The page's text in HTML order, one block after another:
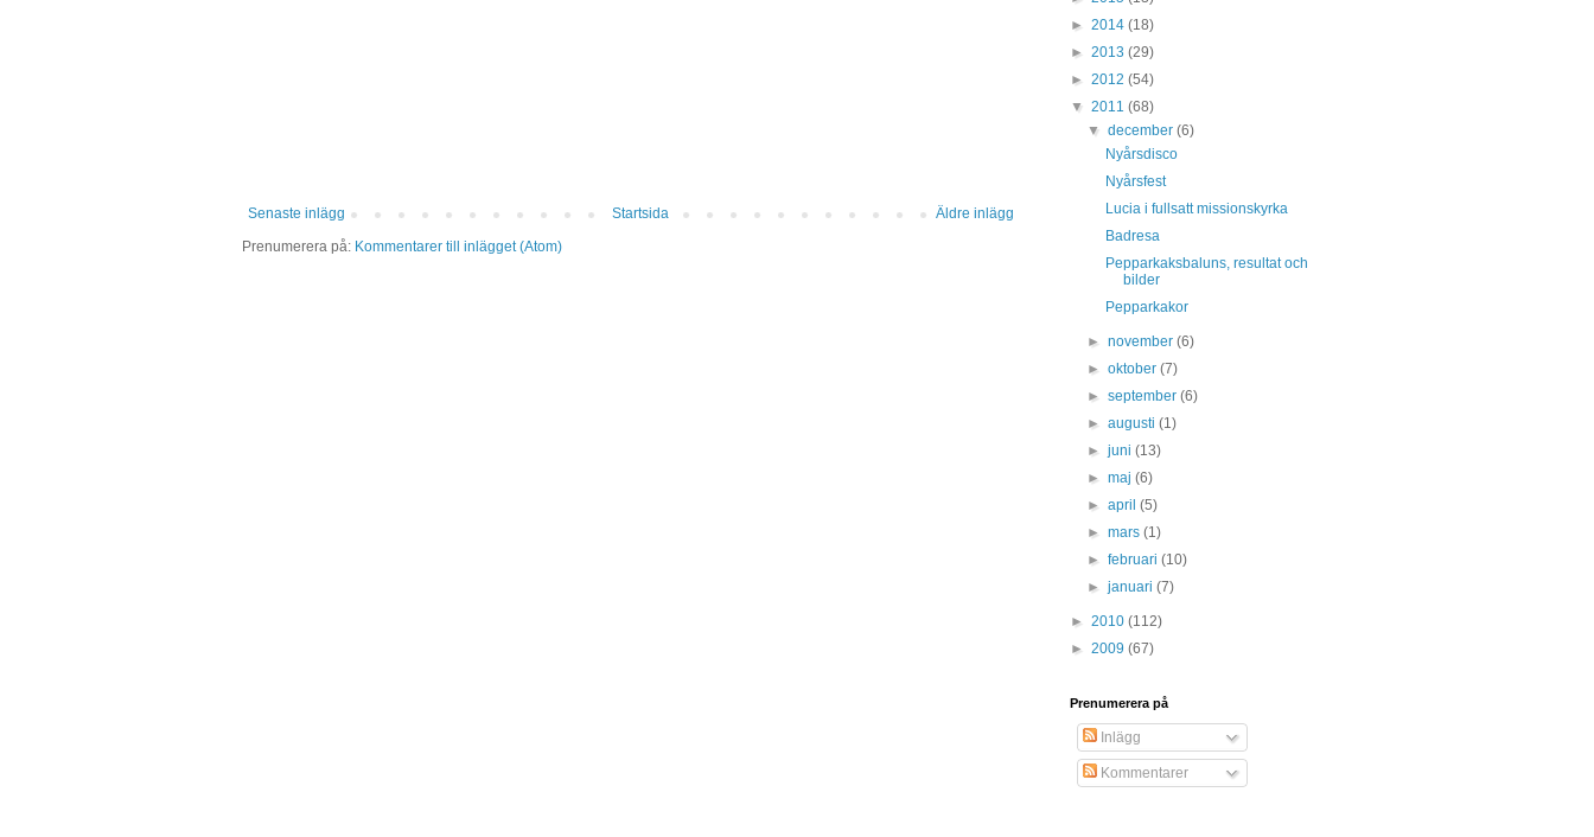
Senaste inlägg Äldre inlägg
Startsida
Prenumerera på: Kommentarer till inlägget (Atom)
► 2014 (18)
► 2013 (29)
► 2012 (54)
▼ 2011 (68)
▼december(6)
Nyårsdisco
Nyårsfest
Lucia i fullsatt missionskyrka
Badresa
Pepparkaksbaluns, resultat och
bilder
Pepparkakor
►november(6)
►oktober(7)
►september(6)
►augusti(1)
►juni(13)
►maj(6)
►april(5)
►mars(1)
►februari(10)
►januari(7)
► 2010 (112)
► 2009 (67)
Prenumerera på
Inlägg
Kommentarer